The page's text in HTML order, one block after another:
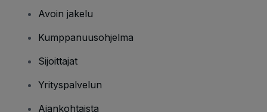
Avoin jakelu
Kumppanuusohjelma
Sijoittajat
Yrityspalvelun
Ajankohtaista